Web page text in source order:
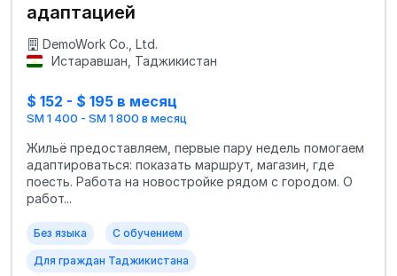
адаптацией
DemoWork Co., Ltd.
Истаравшан, Таджикистан
$ 152 - $ 195 в месяц
SM 1 400 - SM 1 800 в месяц
Жильё предоставляем, первые пару недель помогаем
адаптироваться: показать маршрут, магазин, где
поесть. Работа на новостройке рядом с городом. О
работ...
Без языка С обучением
Для граждан Таджикистана